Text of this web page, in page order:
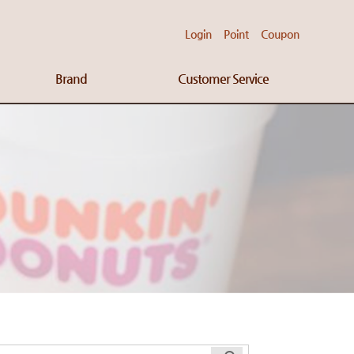
Login Point Coupon
Brand Customer Service